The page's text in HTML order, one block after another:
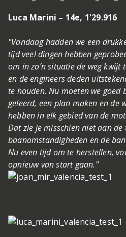
Luca Marini – 14e, 1'29.916
"Vandaag hadden we een
tijd veel dingen hebben
om in zo’n situatie de weg kwijt
en de engineers deden
te houden. Nu moeten we goed
geleerd, een plan maken en de
hebben in elk gebied van de
Dat zie je misschien niet aan
baanomstandigheden en de
Nu even tijd om te herstellen,
opnieuw van start gaan."